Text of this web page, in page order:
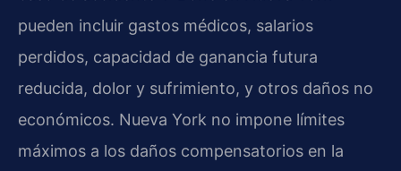
pueden incluir gastos médicos, salarios
perdidos, capacidad de ganancia futura
reducida, dolor y sufrimiento, y otros daños no
económicos. Nueva York no impone límites
máximos a los daños compensatorios en la